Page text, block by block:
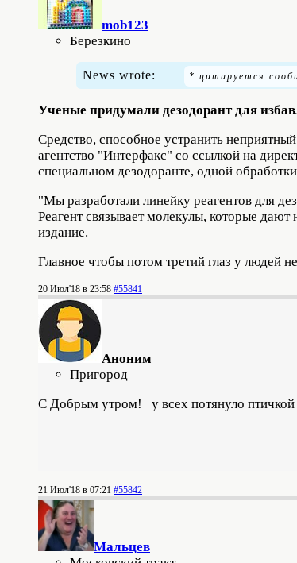
mob123
Березкино
News wrote:
Ученые придумали дезодорант для
Средство, способное устранить
агентство "Интерфакс" со ссылкой на
специальном дезодоранте, одной
"Мы разработали линейку реагентов для
Реагент связывает молекулы, которые
издание.
Главное чтобы потом третий глаз у людей
20 Июл'18 в 23:58 #55841
Аноним
Пригород
С Добрым утром! у всех потянуло птичкой
21 Июл'18 в 07:21 #55842
Мальцев